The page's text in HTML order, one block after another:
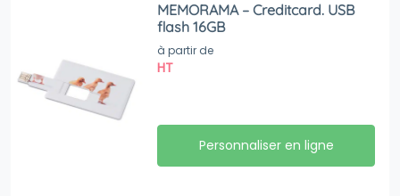
MEMORAMA – Creditcard. USB
flash 16GB
à partir de
HT
Personnaliser en ligne